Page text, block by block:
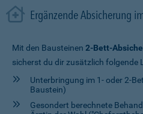
Ergänzende Absicherung
Mit den Bausteinen 2-Bett-
sicherst du dir zusätzlich folgende
Unterbringung im 1- oder 2-
Baustein)
Gesondert berechnete